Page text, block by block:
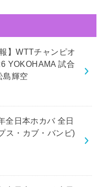
】WTTチャンピオ
YOKOHAMA 試合
島輝空
全日本ホカバ 全日
ス・カブ・バンビ)